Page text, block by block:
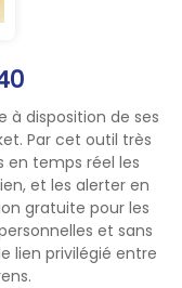
disposition de ses
Par cet outil très
en temps réel les
et les alerter en
gratuite pour les
et sans
lien privilégié entre